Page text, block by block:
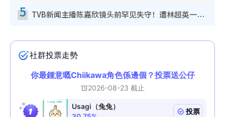
5 TVB新闻主播陈嘉欣镜头前罕见失守！遭林超英一句话突袭吓坏当场大笑